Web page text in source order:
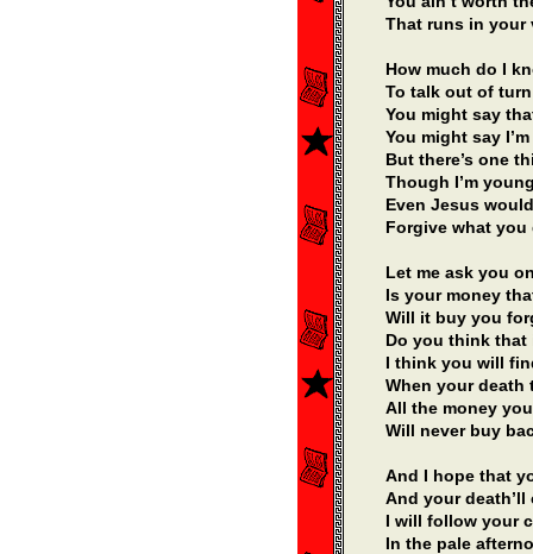
That runs in your
How much do I
To talk out of turn
You might say
You might say
But there’s one
Though I’m
Even Jesus
Forgive what you
Let me ask you
Is your money
Will it buy you
Do you think that
I think you will
When your death
All the money
Will never buy
And I hope that
And your death’ll
I will follow your
In the pale